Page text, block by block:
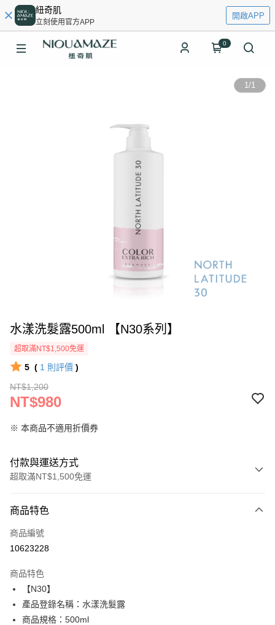
紐奇肌
立刻使用官方APP
開啟APP
0
1/1
水漾洗髮露500ml 【N30系列】
超取滿NT$1,500免運
5 ( 1 則評價 )
NT$1,200
NT$980
※ 本商品不適用折價券
付款與運送方式
超取滿NT$1,500免運
信用卡一次付款
超商取貨付款
Apple Pay
街口支付
商品特色
商品編號
10623228
商品特色
【N30】
產品登錄名稱：水漾洗髮露
商品規格：500ml